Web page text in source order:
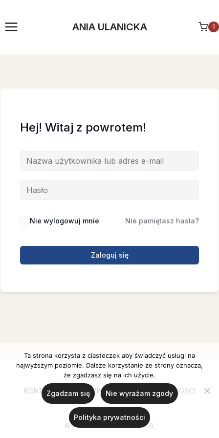
treści
ANIA ULANICKA 0
Hej! Witaj z powrotem!
Nie wylogowuj mnie Nie pamiętasz hasła?
Zaloguj się
KONTAKT REGULAMIN POLITYKA PRYWATNOŚCI
© Ania Ulanicka 2020-2026.
Ta strona korzysta z ciasteczek aby świadczyć usługi na
najwyższym poziomie. Dalsze korzystanie ze strony oznacza,
że zgadzasz się na ich użycie.
Zgadzam się Nie wyrażam zgody
Polityka prywatności